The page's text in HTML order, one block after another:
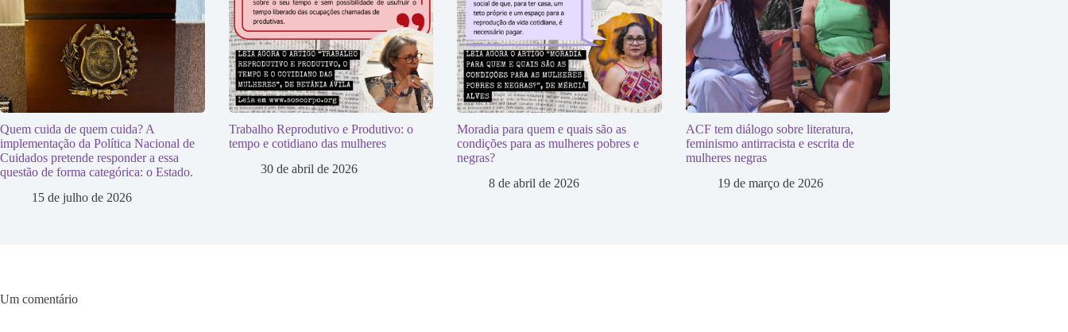
Quem cuida de quem cuida? A
implementação da Política Nacional de
Cuidados pretende responder a essa
questão de forma categórica: o Estado.
15 de julho de 2026
Trabalho Reprodutivo e Produtivo: o
tempo e cotidiano das mulheres
30 de abril de 2026
Moradia para quem e quais são as
condições para as mulheres pobres e
negras?
8 de abril de 2026
ACF tem diálogo sobre literatura,
feminismo antirracista e escrita de
mulheres negras
19 de março de 2026
Um comentário